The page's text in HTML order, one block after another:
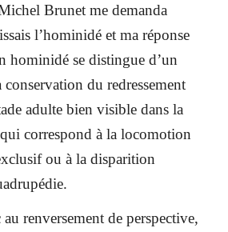
Brunet me demanda
l’hominidé et ma réponse
hominidé se distingue d’un
du redressement
adulte bien visible dans la
correspond à la locomotion
ou à la disparition
renversement de perspective,